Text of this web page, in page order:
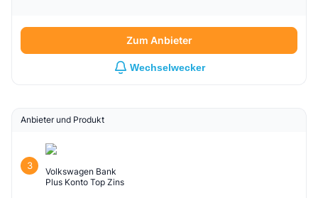
Zum Anbieter
Wechselwecker
Anbieter und Produkt
3
Volkswagen Bank
Plus Konto Top Zins